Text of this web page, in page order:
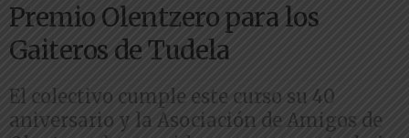
Premio Olentzero para los
Gaiteros de Tudela
El colectivo cumple este curso su 40
aniversario y la Asociación de Amigos de